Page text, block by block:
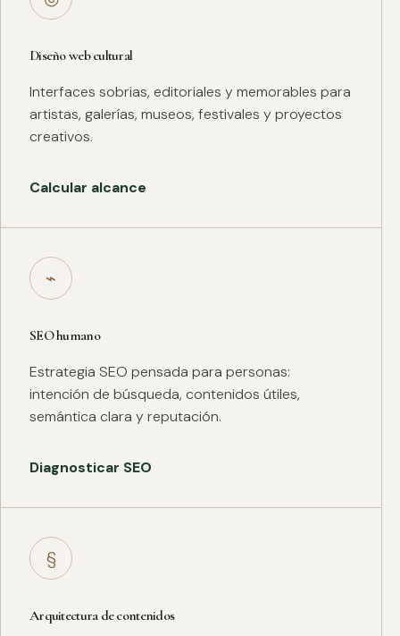
Diseño web cultural
Interfaces sobrias, editoriales y memorables para
artistas, galerías, museos, festivales y proyectos
creativos.
Calcular alcance
⌁
SEO humano
Estrategia SEO pensada para personas:
intención de búsqueda, contenidos útiles,
semántica clara y reputación.
Diagnosticar SEO
§
Arquitectura de contenidos